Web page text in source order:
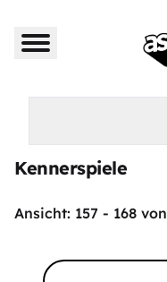
Kennerspiele
Ansicht: 157 - 168 von